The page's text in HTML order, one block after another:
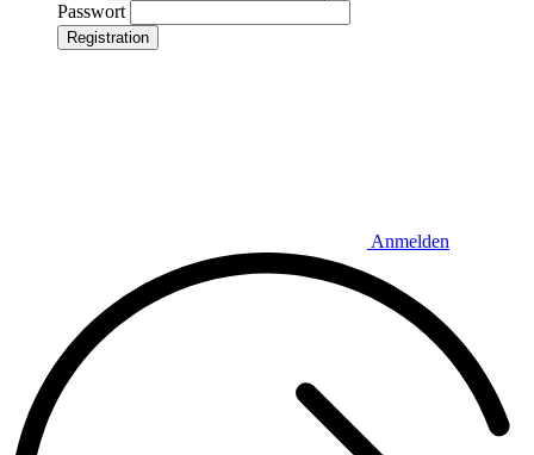
Passwort
Registration
Anmelden